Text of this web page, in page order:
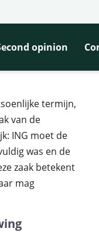
opinion
rekening na
termijn,
van de
ING moet de
was en de
zaak betekent
mag